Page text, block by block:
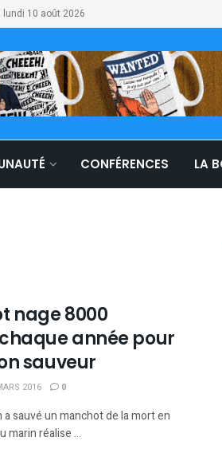
lundi 10 août 2026
CONFÉRENCES LA
nage 8000
année pour
sauveur
2016 0
sauvé un manchot de la mort en
marin réalise ...